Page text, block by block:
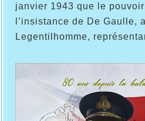
janvier 1943 que le
l’insistance de De Gaulle,
Legentilhomme,